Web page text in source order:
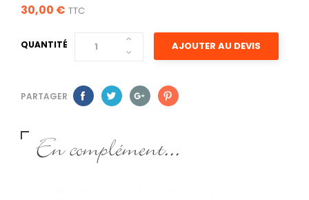
30,00 € TTC
QUANTITÉ AJOUTER AU DEVIS
PARTAGER
En complément...